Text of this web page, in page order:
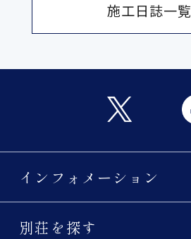
施工日誌一覧
インフォメーション
別荘を探す